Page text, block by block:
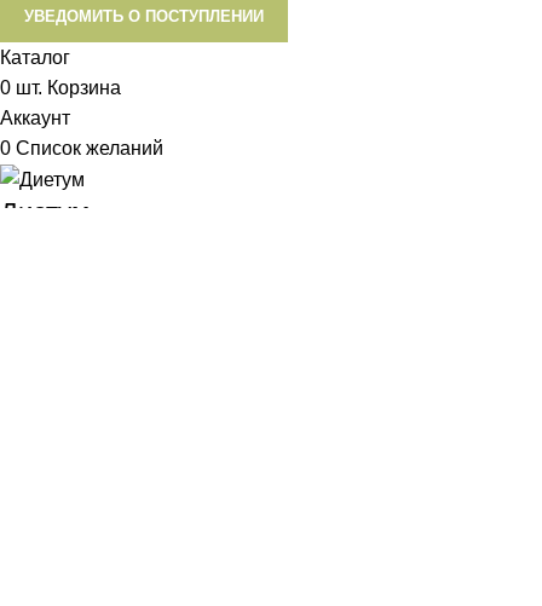
УВЕДОМИТЬ О ПОСТУПЛЕНИИ
Каталог
0 шт. Корзина
Аккаунт
0 Список желаний
Диетум